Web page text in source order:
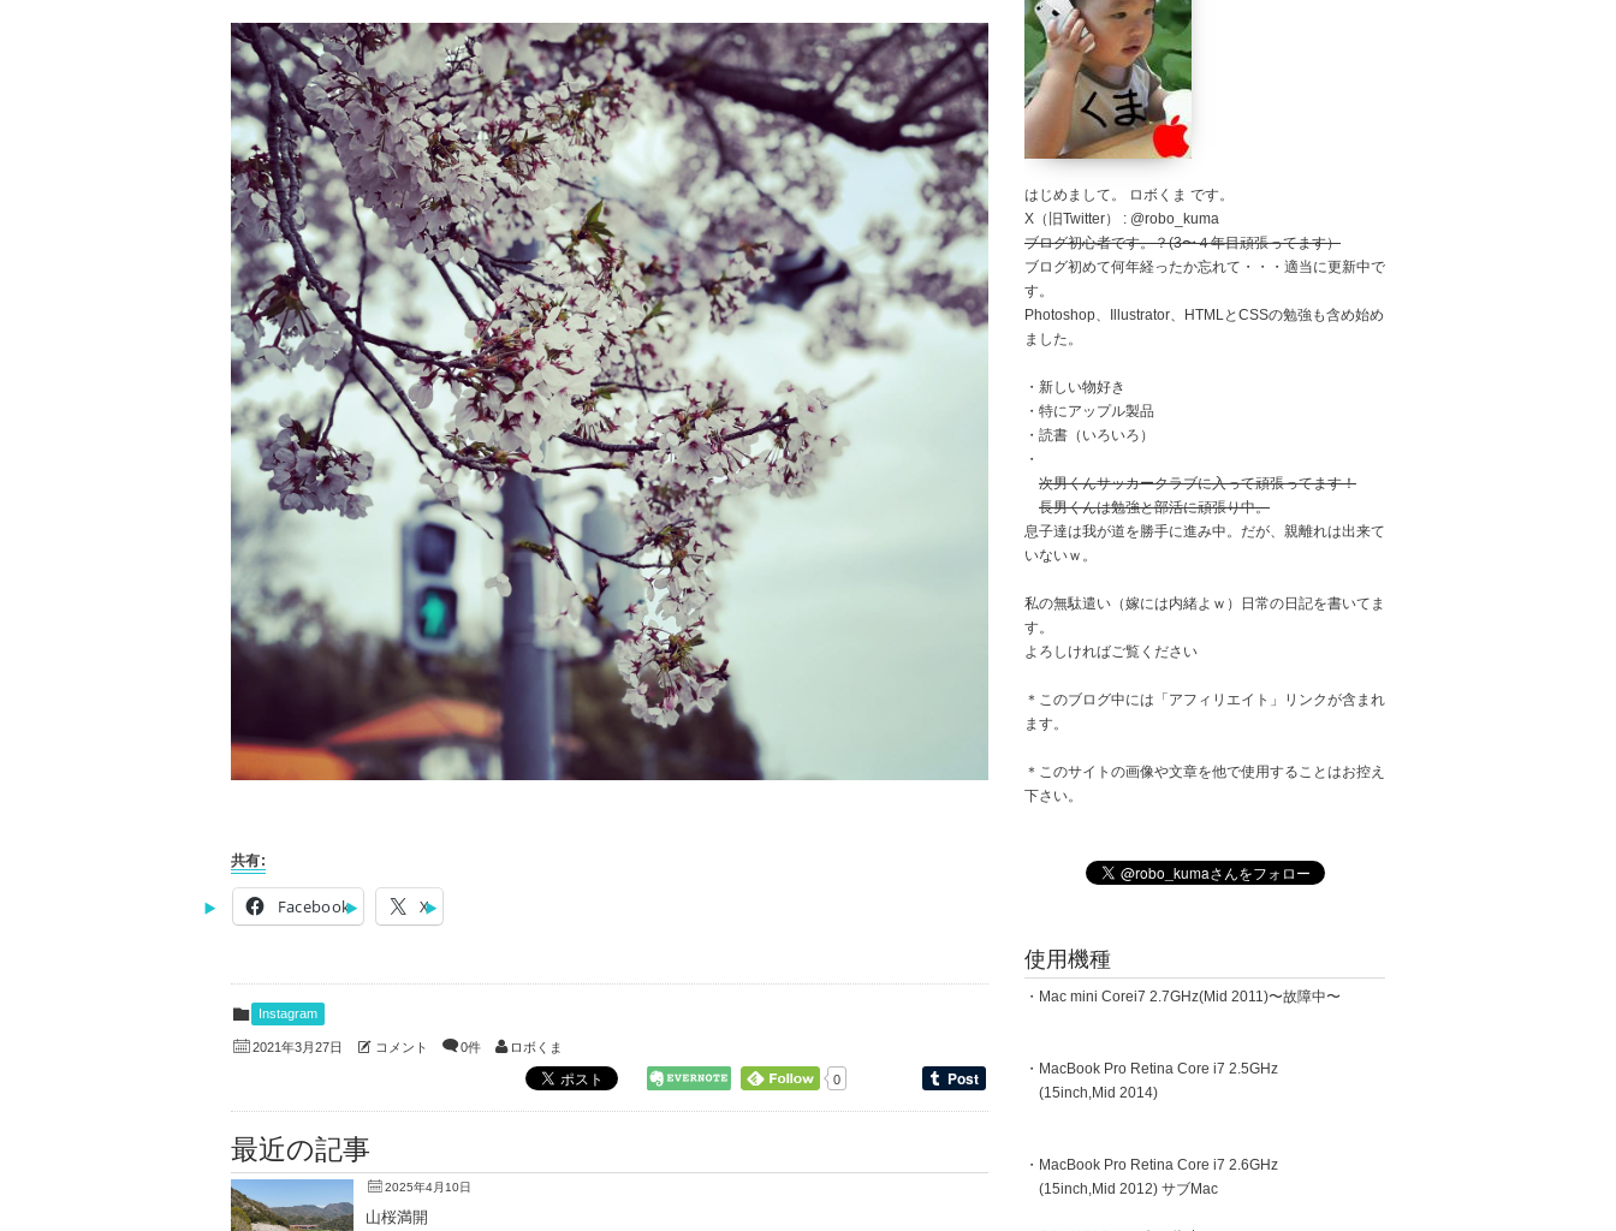
共有:
Facebook X
Instagram
2021年3月27日 コメント 0件 ロボくま
0
最近の記事
2025年4月10日
山桜満開
はじめまして。 ロボくま です。
X（旧Twitter） : @robo_kuma
ブログ初心者です。？(3〜４年目頑張ってます）
ブログ初めて何年経ったか忘れて・・・適当に更新中で
す。
Photoshop、Illustrator、HTMLとCSSの勉強も含め始め
ました。
・新しい物好き
・特にアップル製品
・読書（いろいろ）
・
次男くんサッカークラブに入って頑張ってます！
長男くんは勉強と部活に頑張り中。
息子達は我が道を勝手に進み中。だが、親離れは出来て
いないｗ。
私の無駄遣い（嫁には内緒よｗ）日常の日記を書いてま
す。
よろしければご覧ください
＊このブログ中には「アフィリエイト」リンクが含まれ
ます。
＊このサイトの画像や文章を他で使用することはお控え
下さい。
使用機種
・Mac mini Corei7 2.7GHz(Mid 2011)〜故障中〜
・MacBook Pro Retina Core i7 2.5GHz
(15inch,Mid 2014)
・MacBook Pro Retina Core i7 2.6GHz
(15inch,Mid 2012) サブMac